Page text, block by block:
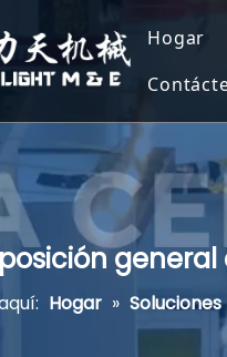
Hogar
Hogar » Soluciones